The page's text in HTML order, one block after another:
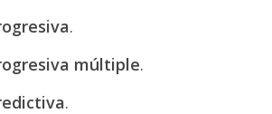
.
múltiple.
.